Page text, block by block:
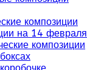
композиции
на 14 февраля
композиции